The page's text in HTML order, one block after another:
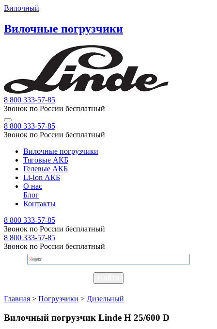
Вилочный
Вилочные погрузчики
8 800 333-57-85
Звонок по России бесплатный
8 800 333-57-85
Звонок по России бесплатный
Вилочные погрузчики
Тяговые АКБ
Гелевые АКБ
Li-Ion АКБ
О нас
Блог
Контакты
8 800 333-57-85
Звонок по России бесплатный
8 800 333-57-85
Звонок по России бесплатный
Главная > Погрузчики > Дизельный
Вилочный погрузчик Linde H 25/600 D